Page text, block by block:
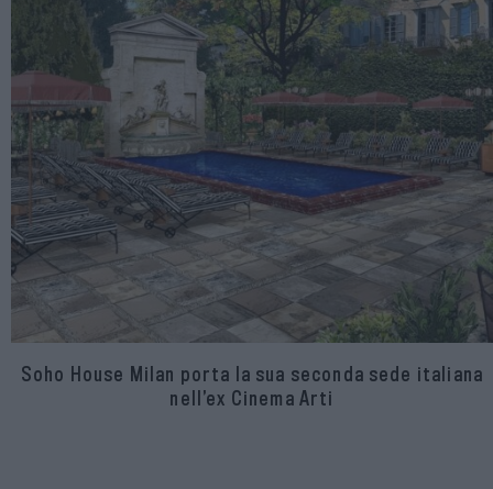
Soho House Milan porta la sua seconda sede italiana
nell’ex Cinema Arti